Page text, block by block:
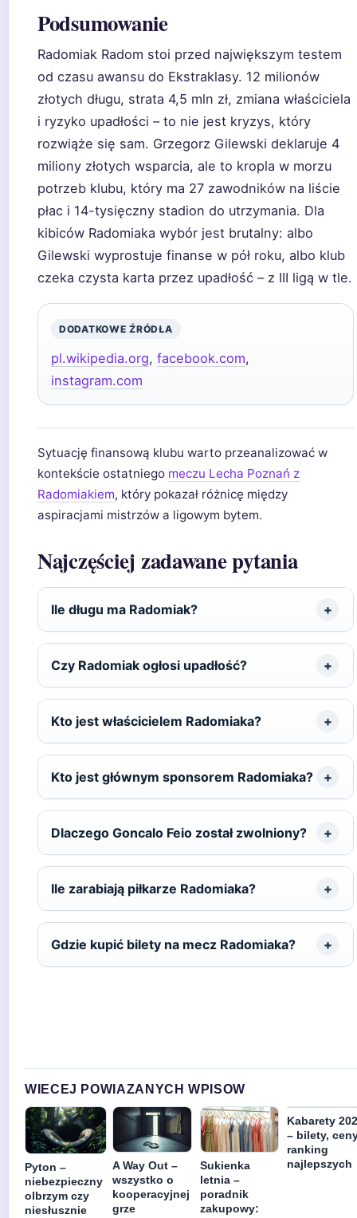
Podsumowanie
Radomiak Radom stoi przed największym testem
od czasu awansu do Ekstraklasy. 12 milionów
złotych długu, strata 4,5 mln zł, zmiana właściciela
i ryzyko upadłości – to nie jest kryzys, który
rozwiąże się sam. Grzegorz Gilewski deklaruje 4
miliony złotych wsparcia, ale to kropla w morzu
potrzeb klubu, który ma 27 zawodników na liście
płac i 14-tysięczny stadion do utrzymania. Dla
kibiców Radomiaka wybór jest brutalny: albo
Gilewski wyprostuje finanse w pół roku, albo klub
czeka czysta karta przez upadłość – z III ligą w tle.
DODATKOWE ŹRÓDŁA
pl.wikipedia.org, facebook.com,
instagram.com
Sytuację finansową klubu warto przeanalizować w
kontekście ostatniego meczu Lecha Poznań z
Radomiakiem, który pokazał różnicę między
aspiracjami mistrzów a ligowym bytem.
Najczęściej zadawane pytania
Ile długu ma Radomiak?
Czy Radomiak ogłosi upadłość?
Kto jest właścicielem Radomiaka?
Kto jest głównym sponsorem Radomiaka?
Dlaczego Goncalo Feio został zwolniony?
Ile zarabiają piłkarze Radomiaka?
Gdzie kupić bilety na mecz Radomiaka?
WIECEJ POWIAZANYCH WPISOW
Pyton –
niebezpieczny
olbrzym czy
niesłusznie
A Way Out –
wszystko o
kooperacyjnej
grze
Sukienka
letnia –
poradnik
zakupowy:
Kabarety
– bilety,
ranking
najlepszych